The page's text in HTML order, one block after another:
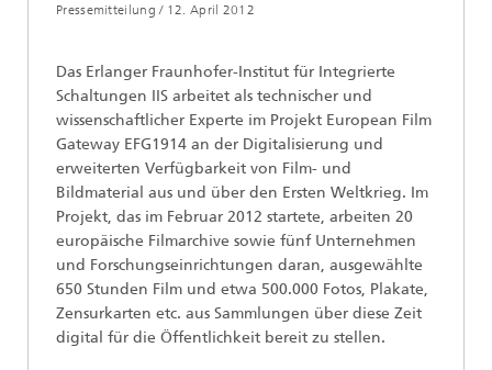
Pressemitteilung / 12. April 2012
Das Erlanger Fraunhofer-Institut für Integrierte
Schaltungen IIS arbeitet als technischer und
wissenschaftlicher Experte im Projekt European Film
Gateway EFG1914 an der Digitalisierung und
erweiterten Verfügbarkeit von Film- und
Bildmaterial aus und über den Ersten Weltkrieg. Im
Projekt, das im Februar 2012 startete, arbeiten 20
europäische Filmarchive sowie fünf Unternehmen
und Forschungseinrichtungen daran, ausgewählte
650 Stunden Film und etwa 500.000 Fotos, Plakate,
Zensurkarten etc. aus Sammlungen über diese Zeit
digital für die Öffentlichkeit bereit zu stellen.